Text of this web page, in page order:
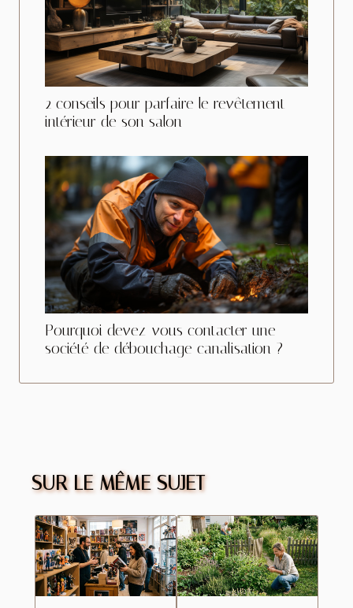
2 conseils pour parfaire le revêtement
intérieur de son salon
Pourquoi devez-vous contacter une
société de débouchage canalisation ?
SUR LE MÊME SUJET